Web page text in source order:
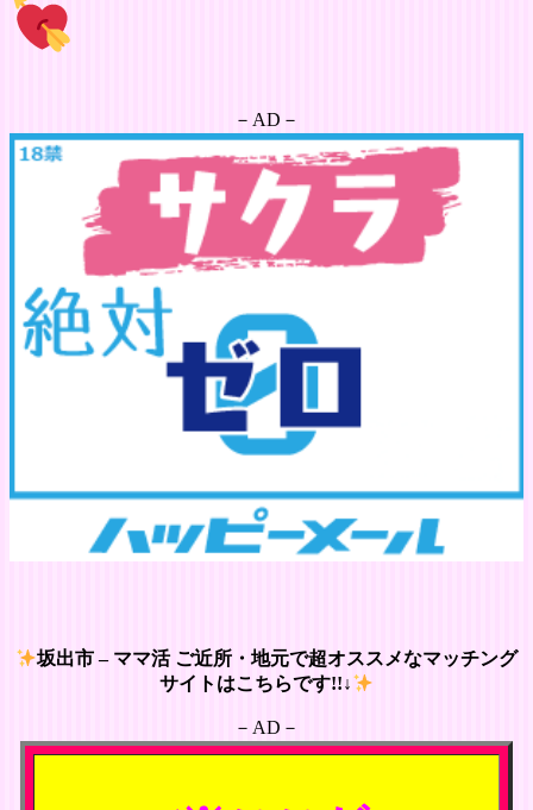
－AD－
坂出市 – ママ活 ご近所・地元で超オススメなマッチング
サイトはこちらです!!↓
－AD－